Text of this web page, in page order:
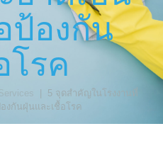
ป้องกัน
โรค
Services
5 จุดสำคัญในโรงงานที่
งกันฝุ่นและเชื้อโรค